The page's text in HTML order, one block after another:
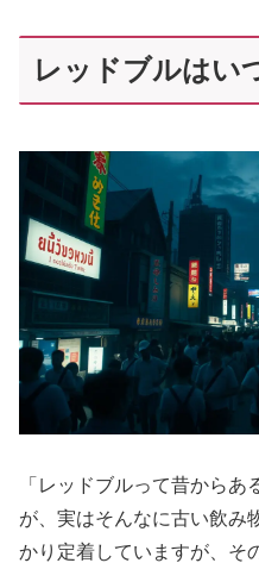
レッドブルはい
「レッドブルって昔から
が、実はそんなに古い飲み
かり定着していますが、そ